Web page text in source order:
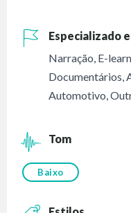
Especializado
Narração, E-
Documentários,
Automotivo,
Tom
Baixo